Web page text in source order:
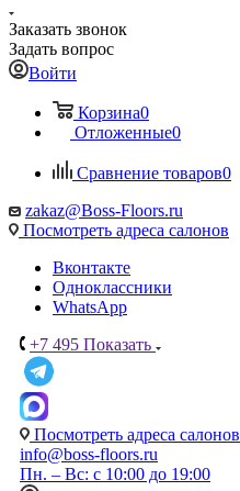
Заказать звонок
Задать вопрос
Войти
Корзина0
Отложенные0
Сравнение товаров0
zakaz@Boss-Floors.ru
Посмотреть адреса салонов
Вконтакте
Одноклассники
WhatsApp
+7 495 Показать
Посмотреть адреса салонов
info@boss-floors.ru
Пн. – Вс: с 10:00 до 19:00